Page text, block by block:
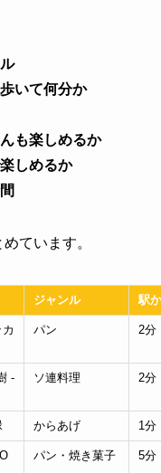
いて何分か
も楽しめるか
しめるか
ています。
ジャンル 駅
パン 2分
-
ソ連料理 2分
からあげ 1分
パン・焼き菓子 5分